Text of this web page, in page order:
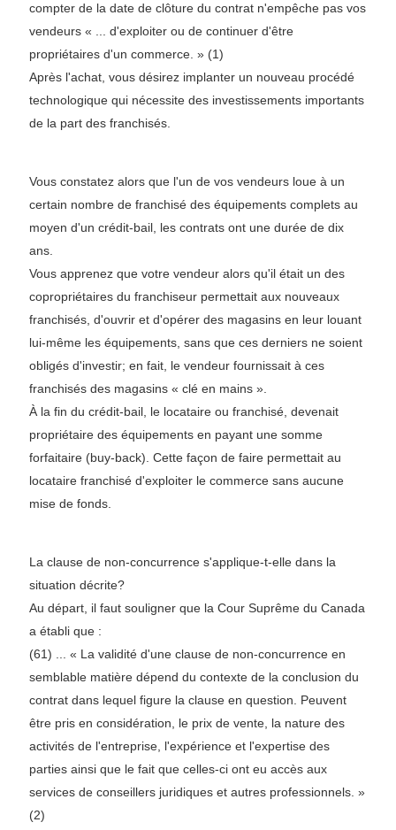
compter de la date de clôture du contrat n'empêche pas vos
vendeurs « ... d'exploiter ou de continuer d'être
propriétaires d'un commerce. » (1)
Après l'achat, vous désirez implanter un nouveau procédé
technologique qui nécessite des investissements importants
de la part des franchisés.
Vous constatez alors que l'un de vos vendeurs loue à un
certain nombre de franchisé des équipements complets au
moyen d'un crédit-bail, les contrats ont une durée de dix
ans.
Vous apprenez que votre vendeur alors qu'il était un des
copropriétaires du franchiseur permettait aux nouveaux
franchisés, d'ouvrir et d'opérer des magasins en leur louant
lui-même les équipements, sans que ces derniers ne soient
obligés d'investir; en fait, le vendeur fournissait à ces
franchisés des magasins « clé en mains ».
À la fin du crédit-bail, le locataire ou franchisé, devenait
propriétaire des équipements en payant une somme
forfaitaire (buy-back). Cette façon de faire permettait au
locataire franchisé d'exploiter le commerce sans aucune
mise de fonds.
La clause de non-concurrence s'applique-t-elle dans la
situation décrite?
Au départ, il faut souligner que la Cour Suprême du Canada
a établi que :
(61) ... « La validité d'une clause de non-concurrence en
semblable matière dépend du contexte de la conclusion du
contrat dans lequel figure la clause en question. Peuvent
être pris en considération, le prix de vente, la nature des
activités de l'entreprise, l'expérience et l'expertise des
parties ainsi que le fait que celles-ci ont eu accès aux
services de conseillers juridiques et autres professionnels. »
(2)